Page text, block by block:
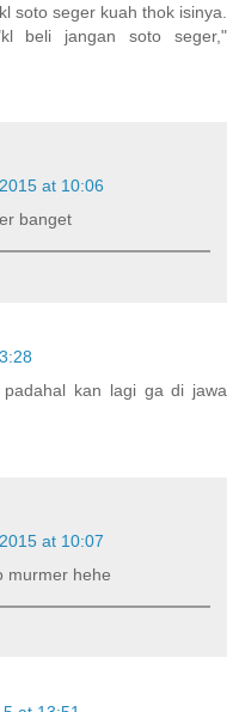
soto seger kuah thok isinya.
beli jangan soto seger,"
at 10:06
banget
kan lagi ga di jawa
at 10:07
murmer hehe